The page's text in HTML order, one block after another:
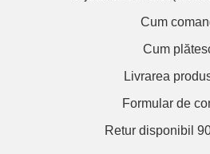
Cum
Cum
Livrarea
Formular de
Retur disponibil